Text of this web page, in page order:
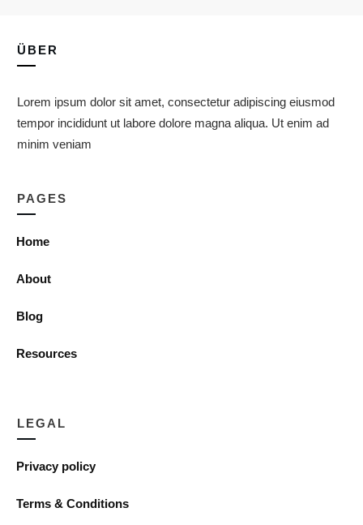
ÜBER
Lorem ipsum dolor sit amet, consectetur adipiscing eiusmod
tempor incididunt ut labore dolore magna aliqua. Ut enim ad
minim veniam
PAGES
Home
About
Blog
Resources
LEGAL
Privacy policy
Terms & Conditions